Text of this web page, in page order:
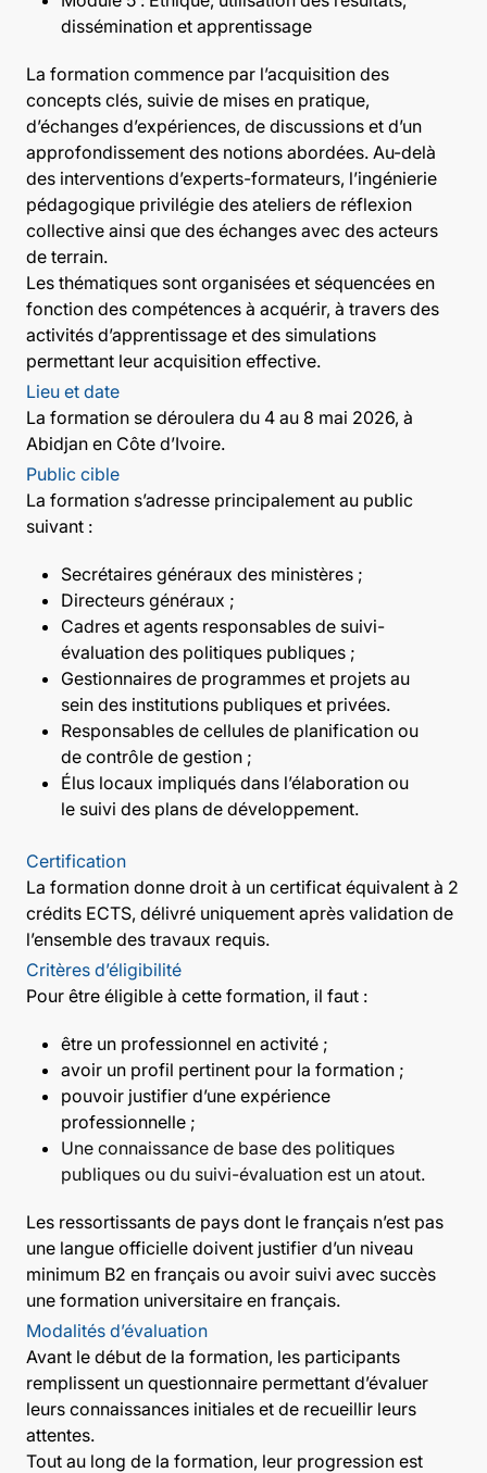
dissémination et apprentissage
La formation commence par l’acquisition des
concepts clés, suivie de mises en pratique,
d’échanges d’expériences, de discussions et d’un
approfondissement des notions abordées. Au-delà
des interventions d’experts-formateurs, l’ingénierie
pédagogique privilégie des ateliers de réflexion
collective ainsi que des échanges avec des acteurs
de terrain.
Les thématiques sont organisées et séquencées en
fonction des compétences à acquérir, à travers des
activités d’apprentissage et des simulations
permettant leur acquisition effective.
Lieu et date
La formation se déroulera du 4 au 8 mai 2026, à
Abidjan en Côte d’Ivoire.
Public cible
La formation s’adresse principalement au public
suivant :
Secrétaires généraux des ministères ;
Directeurs généraux ;
Cadres et agents responsables de suivi-
évaluation des politiques publiques ;
Gestionnaires de programmes et projets au
sein des institutions publiques et privées.
Responsables de cellules de planification ou
de contrôle de gestion ;
Élus locaux impliqués dans l’élaboration ou
le suivi des plans de développement.
Certification
La formation donne droit à un certificat équivalent à 2
crédits ECTS, délivré uniquement après validation de
l’ensemble des travaux requis.
Critères d’éligibilité
Pour être éligible à cette formation, il faut :
être un professionnel en activité ;
avoir un profil pertinent pour la formation ;
pouvoir justifier d’une expérience
professionnelle ;
Une connaissance de base des politiques
publiques ou du suivi-évaluation est un atout.
Les ressortissants de pays dont le français n’est pas
une langue officielle doivent justifier d’un niveau
minimum B2 en français ou avoir suivi avec succès
une formation universitaire en français.
Modalités d’évaluation
Avant le début de la formation, les participants
remplissent un questionnaire permettant d’évaluer
leurs connaissances initiales et de recueillir leurs
attentes.
Tout au long de la formation, leur progression est